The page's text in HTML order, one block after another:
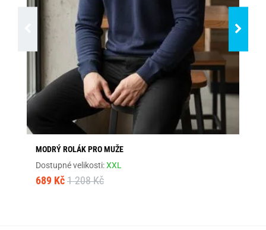
MODRÝ ROLÁK PRO MUŽE
Dostupné velikosti:XXL
689 Kč 1 208 Kč